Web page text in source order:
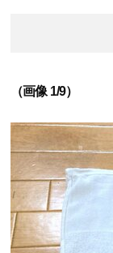
（画像 1/9）